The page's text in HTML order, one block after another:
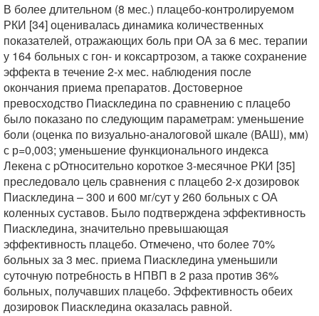
В более длительном (8 мес.) плацебо-контролируемом
РКИ [34] оценивалась динамика количественных
показателей, отражающих боль при ОА за 6 мес. терапии
у 164 больных с гон- и коксартрозом, а также сохранение
эффекта в течение 2-х мес. наблюдения после
окончания приема препаратов. Достоверное
превосходство Пиаскледина по сравнению с плацебо
было показано по следующим параметрам: уменьшение
боли (оценка по визуально-аналоговой шкале (ВАШ), мм)
с р=0,003; уменьшение функционального индекса
Лекена с pОтносительно короткое 3-месячное РКИ [35]
преследовало цель сравнения с плацебо 2-х дозировок
Пиаскледина – 300 и 600 мг/сут у 260 больных с ОА
коленных суставов. Было подтверждена эффективность
Пиаскледина, значительно превышающая
эффективность плацебо. Отмечено, что более 70%
больных за 3 мес. приема Пиаскледина уменьшили
суточную потребность в НПВП в 2 раза против 36%
больных, получавших плацебо. Эффективность обеих
дозировок Пиаскледина оказалась равной.